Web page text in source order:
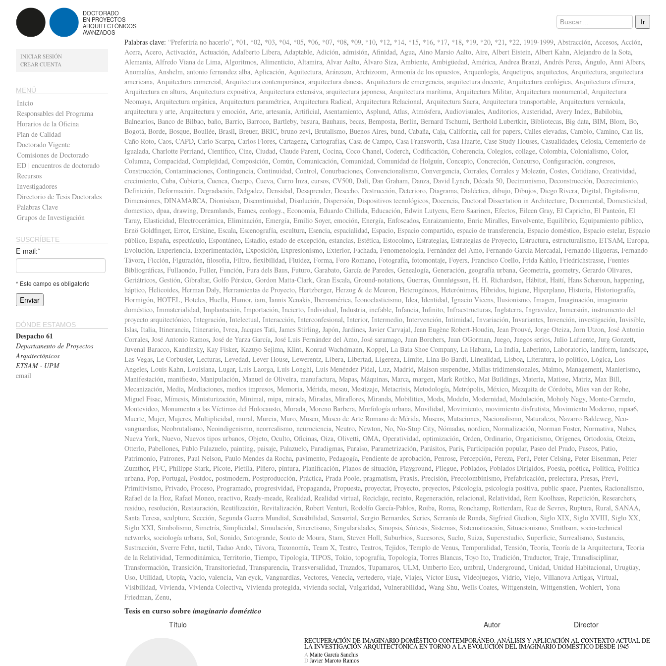
DOCTORADO
EN PROYECTOS
ARQUITECTÓNICOS
AVANZADOS
INICIAR SESIÓN
CREAR CUENTA
MENÚ
Inicio
Responsables del Programa
Horarios de la Oficina
Plan de Calidad
Doctorado Vigente
Comisiones de Doctorado
ED | encuentros de doctorado
Recursos
Investigadores
Directorio de Tesis Doctorales
Palabras Clave
Grupos de Investigación
SUSCRÍBETE
E-mail:*
* Este campo es obligatorio
DÓNDE ESTAMOS
Despacho 61
Departamento de Proyectos
Arquitectónicos
ETSAM · UPM
email
Palabras clave: “Preferiría no hacerlo”, *01, *02, *03, *04, *05, *06, *07, *08, *09, *10, *12, *14, *15, *16, *17, *18, *19, *20, *21, *22, 1919-1999, Abstracción, Accesos, Acción,
Acera, Acero, Activación, Actuación, Adalberto Libera, Adaptable, Adición, admisión, Afinidad, Agua, Aino Marsio Aalto, Aire, Albert Eistein, Albert Kahn, Alejandro de la Sota,
Alemania, Alfredo Viana de Lima, Algoritmos, Alimenticio, Altamira, Alvar Aalto, Álvaro Siza, Ambiente, Ambigüedad, América, Andrea Branzi, Andrés Perea, Ángulo, Anni Albers,
Anomalías, Anshelm, antonio fernandez alba, Aplicación, Aquitectura, Aránzazu, Archizoom, Armonía de los opuestos, Arqueología, Arquetipos, arquitectos, Arquitectura, arquitectura
americana, Arquitectura comercial, Arquitectura contemporánea, arquitectura danesa, Arquitectura de emergencia, arquitectura docente, Arquitectura ecológica, Arquitectura efímera,
Arquitectura en altura, Arquitectura expositiva, Arquitectura extensiva, arquitectura japonesa, Arquitectura marítima, Arquitectura Militar, Arquitectura monumental, Arquitectura
Neomaya, Arquitectura orgánica, Arquitectura paramétrica, Arquitectura Radical, Arquitectura Relacional, Arquitectura Sacra, Arquitectura transportable, Arquitectura vernácula,
arquitectura y arte, Arquitectura y emoción, Arte, artesanía, Artificial, Asentamiento, Asplund, Atlas, Atmósfera, Audiovisuales, Auditorios, Austeridad, Avery Index, Babilobia,
Balnearios, Banco de Bilbao, baño, Barrio, Barroco, Bartleby, basura, Bauhaus, becas, Bemposta, Berlin, Bernard Tschumi, Berthold Lubertkin, Bibliotecas, Big data, BIM, Blom, Bo,
Bogotá, Borde, Bosque, Boullée, Brasil, Breuer, BRIC, bruno zevi, Brutalismo, Buenos Aires, bund, Cabaña, Caja, California, call for papers, Calles elevadas, Cambio, Camino, Can lis,
Caño Roto, Caos, CAPD, Carlo Scarpa, Carlos Flores, Cartagena, Cartografías, Casa de Campo, Casa Fransworth, Casa Huarte, Case Study Houses, Casualidades, Celosía, Cementerio de
Igualada, Charlotte Perriand, Científico, Cine, Ciudad, Claude Parent, Cocina, Coco Chanel, Coderch, Codificación, Coherencia, Colegios, collage, Colombia, Colonialismo, Color,
Columna, Compacidad, Complejidad, Composición, Común, Comunicación, Comunidad, Comunidad de Holguín, Concepto, Concreción, Concurso, Configuración, congresos,
Construcción, Contaminaciones, Contingencia, Continuidad, Control, Conurbaciones, Convencionalismo, Convergencia, Corrales, Corrales y Molezún, Costes, Cotidiano, Creatividad,
crecimiento, Cuba, Cubierta, Cuenca, Cuerpo, Cueva, Curro Inza, cursos, CV500, Dalí, Dan Graham, Danza, David Lynch, Década 50, Decimonismo, Deconstrucción, Decrecimiento,
Definición, Deformación, Degradación, Delgadez, Densidad, Desaprender, Desecho, Destrucción, Deterioro, Diagrama, Dialéctica, dibujo, Dibujos, Diego Rivera, Digital, Digitalismo,
Dimensiones, DINAMARCA, Dionisíaco, Discontinuidad, Disolución, Dispersión, Dispositivos tecnológicos, Docencia, Doctoral Dissertation in Architecture, Documental, Domesticidad,
domestico, dpaa, drawing, Dreamlands, Eames, ecology., Economía, Eduardo Chillida, Educación, Edwin Lutyens, Eero Saarinen, Efectos, Eileen Gray, El Capricho, El Panteón, El
Taray, Elasticidad, Electrocerámica, Eliminación, Emergía, Emilio Soyer, emoción, Energía, Enfoscados, Enraizamiento, Enric Miralles, Envolvente, Equilibrio, Equipamiento público,
Ernö Goldfinger, Error, Erskine, Escala, Escenografía, escultura, Esencia, espacialidad, Espacio, Espacio compartido, espacio de transferencia, Espacio doméstico, Espacio estelar, Espacio
público, España, espectáculo, Espontáneo, Estadio, estado de excepción, estancias, Estética, Estocolmo, Estrategias, Estrategias de Proyecto, Estructura, estructuralismo, ETSAM, Europa,
Evolución, Experiencia, Experimentación, Exposición, Expresionismo, Exterior, Fachada, Fenomenología, Fernández del Amo, Fernando García Mercadal, Fernando Higueras, Fernando
Távora, Ficción, Figuración, filosofía, Filtro, flexibilidad, Fluidez, Forma, Foro Romano, Fotografía, fotomontaje, Foyers, Francisco Coello, Frida Kahlo, Friedrichstrasse, Fuentes
Bibliográficas, Fullaondo, Fuller, Función, Fura dels Baus, Futuro, Garabato, García de Paredes, Genealogía, Generación, geografía urbana, Geometría, geometry, Gerardo Olivares,
Geriátricos, Gestión, Gibraltar, Golfo Pérsico, Gordon Matta-Clark, Gran Escala, Ground-notations, Guerras, Gunnløgsson, H. H. Richardson, Hábitat, Haití, Hans Scharoun, happening,
háptico, Helicoides, Herman Daly, Herramientas de Proyecto, Hertzberger, Herzog & de Meuron, Heterogéneos, Heterónimos, Híbridos, higiene, Hiperplano, Historia, Historiografía,
Hormigón, HOTEL, Hoteles, Huella, Humor, iam, Iannis Xenakis, Iberoamérica, Iconoclasticismo, Idea, Identidad, Ignacio Vicens, Ilusionismo, Imagen, Imaginación, imaginario
doméstico, Immaterialidad, Implantación, Importación, Incierto, Individual, Industria, inefable, Infancia, Infinito, Infraestructuras, Inglaterra, Ingravidez, Inmersión, instrumento del
proyecto arquitectónico, Integración, Intelectual, Interacción, Interconfesional, Interior, Intermedio, Intervención, Intimidad, Invariación, Invariantes, Invención, investigación, Invisible,
Islas, Italia, Itinerancia, Itinerario, Ivrea, Jacques Tati, James Stirling, Japón, Jardines, Javier Carvajal, Jean Eugène Robert-Houdin, Jean Prouvé, Jorge Oteiza, Jorn Utzon, José Antonio
Corrales, José Antonio Ramos, José de Yarza García, José Luis Fernández del Amo, José saramago, Juan Borchers, Juan OGorman, Juego, Juegos serios, Julio Lafuente, Jurg Gonzett,
Juvenal Baracco, Kandinsky, Kay Fisker, Kazuyo Sejima, Klint, Konrad Wachdmann, Koppel, La Bata Shoe Company, La Habana, La India, Laberinto, Laboratorio, landform, landscape,
Las Vegas, Le Corbusier, Lecturas, Levedad, Lever House, Lewerentz, Libera, Libertad, Ligereza, Límite, Lina Bo Bardi, Linealidad, Lisboa, Literatura, lo político, Lógica, Los
Angeles, Louis Kahn, Louisiana, Lugar, Luis Laorga, Luis Longhi, Luis Menéndez Pidal, Luz, Madrid, Maison suspendue, Mallas tridimensionales, Malmo, Management, Manierismo,
Manifestación, manifiesto, Manipulación, Manuel de Oliveira, manufactura, Mapas, Máquinas, Marca, margen, Mark Rothko, Mat Buildings, Materia, Matisse, Matriz, Max Bill,
Mecanización, Media, Mediaciones, medios impresos, Memoria, Mérida, mesau, Mestizaje, Metacrisis, Metodología, Metrópolis, México, Mezquita de Córdoba, Mies van der Rohe,
Miguel Fisac, Mímesis, Miniaturización, Minimal, mipa, mirada, Miradas, Miraflores, Miranda, Mobilities, Moda, Modelo, Modernidad, Modulación, Moholy Nagy, Monte-Carmelo,
Montevideo, Monumento a las Víctimas del Holocausto, Morada, Moreno Barbera, Morfología urbana, Movilidad, Movimiento, movimiento disfrutista, Movimiento Moderno, mpaa6,
Muerte, Mujer, Mujeres, Multiplicidad, mural, Murcia, Muro, Museo, Museo de Arte Romano de Mérida, Museos, Mutaciones, Nacionalismo, Naturaleza, Navarro Baldeweg, Neo-
vanguardias, Neobrutalismo, Neoindigenismo, neorrealismo, neurociencia, Neutro, Newton, No, No-Stop City, Nómadas, nordico, Normalización, Norman Foster, Normativa, Nubes,
Nueva York, Nuevo, Nuevos tipos urbanos, Objeto, Oculto, Oficinas, Oiza, Olivetti, OMA, Operatividad, optimización, Orden, Ordinario, Organicismo, Orígenes, Ortodoxia, Oteiza,
Otterlo, Pabellones, Pablo Palazuelo, painting, paisaje, Palazuelo, Paradigmas, Paraíso, Parametrización, Parásitos, París, Participación popular, Paseo del Prado, Paseos, Patio,
Patrimonio, Patrones, Paul Nelson, Paulo Mendes da Rocha, pavimento, Pedagogía, Pendiente de aprobación, Penrose, Percepción, Pereza, Perú, Peter Celsing, Peter Eisenman, Peter
Zumthor, PFC, Philippe Stark, Picote, Pietila, Piñero, pintura, Planificación, Planos de situación, Playground, Pliegue, Poblados, Poblados Dirigidos, Poesía, poética, Política, Política
urbana, Pop, Portugal, Postdoc, postmodern, Postproducción, Práctica, Prada Poole, pragmatism, Praxis, Precisión, Precolombinismo, Prefabricación, prelectura, Presas, Previ,
Primitivismo, Privado, Proceso, Programado, progresividad, Propaganda, Propuesta, proyectar, Proyecto, proyectos, Psicología, psicología positiva, public space, Puentes, Racionalismo,
Rafael de la Hoz, Rafael Moneo, reactivo, Ready-meade, Realidad, Realidad virtual, Reciclaje, recinto, Regeneración, relacional, Relatividad, Rem Koolhaas, Repetición, Researchers,
residuo, resolución, Restauración, Reutilización, Revitalización, Robert Venturi, Rodolfo García-Pablos, Roiba, Roma, Ronchamp, Rotterdam, Rue de Sevres, Ruptura, Rural, SANAA,
Santa Teresa, sculpture, Sección, Segunda Guerra Mundial, Sensibilidad, Sensorial, Sergio Bernardes, Series, Serranía de Ronda, Sigfried Giedion, Siglo XIX, Siglo XVIII, Siglo XX,
Siglo XXI, Simbolismo, Simetría, Simplicidad, Simulación, Sincretismo, Singularidades, Sinopsis, Síntesis, Sistemas, Sistematización, Situacionismo, Smithson, socio-technical
networks, sociología urbana, Sol, Sonido, Sotogrande, Souto de Moura, Stam, Steven Holl, Suburbios, Sucesores, Suelo, Suiza, Superestudio, Superficie, Surrealismo, Sustancia,
Sustracción, Sverre Fehn, tactil, Tadao Ando, Távora, Taxonomía, Team X, Teatro, Teatros, Tejidos, Templo de Venus, Temporalidad, Tensión, Teoría, Teoría de la Arquitectura, Teoria
de la Relatividad, Termodinámica, Territorio, Tiempo, Tipología, TIPOS, Tokio, topografía, Topología, Torres Blancas, Toyo Ito, Tradición, Traductor, Traje, Transdisciplinar,
Transformación, Transición, Transitoriedad, Transparencia, Transversalidad, Trazados, Tupamaros, ULM, Umberto Eco, umbral, Underground, Unidad, Unidad Habitacional, Urugüay,
Uso, Utilidad, Utopía, Vacío, valencia, Van eyck, Vanguardias, Vectores, Venecia, vertedero, viaje, Viajes, Víctor Eusa, Videojuegos, Vidrio, Viejo, Villanova Artigas, Virtual,
Visibilidad, Vivienda, Vivienda Colectiva, Vivienda protegida, vivienda social, Vulgaridad, Vulnerabilidad, Wang Shu, Wells Coates, Wittgenstein, Wittgenstien, Wohlert, Yona
Friedman, Zenu,
Tesis en curso sobreimaginario doméstico
Título Autor Director
RECUPERACIÓN DE IMAGINARIO DOMÉSTICO CONTEMPORÁNEO. ANÁLISIS Y APLICACIÓN AL CONTEXTO ACTUAL DE
LA INVESTIGACIÓN ARQUITECTÓNICA EN TORNO A LA EVOLUCIÓN DEL IMAGINARIO DOMÉSTICO DESDE 1945
A Maite García Sanchis
D Javier Maroto Ramos